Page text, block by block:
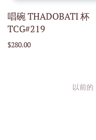
唱碗 THADOBATI 杯
TCG#219
$280.00
以前的